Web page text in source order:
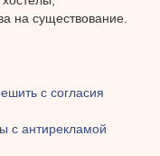
на существование.
с согласия
с антирекламой